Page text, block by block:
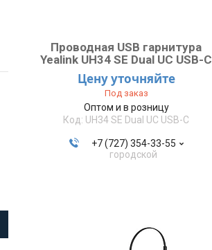
Проводная USB гарнитура
Yealink UH34 SE Dual UC USB-C
Цену уточняйте
Под заказ
Оптом и в розницу
UH34 SE Dual UC USB-C
+7 (727) 354-33-55
городской